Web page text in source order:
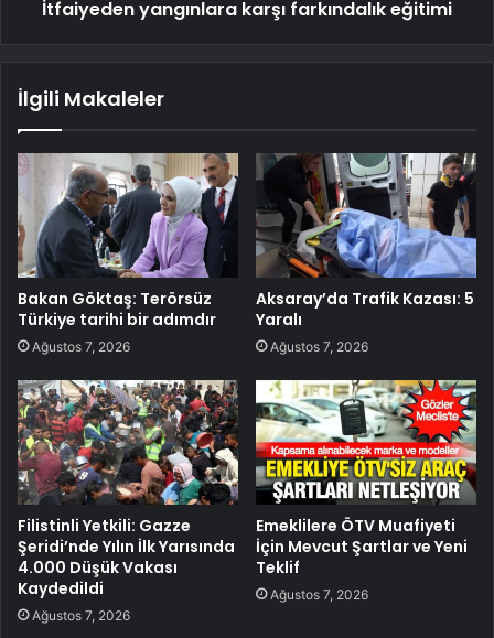
İtfaiyeden yangınlara karşı farkındalık eğitimi
İlgili Makaleler
Bakan Göktaş: Terörsüz
Türkiye tarihi bir adımdır
Ağustos 7, 2026
Aksaray’da Trafik Kazası: 5
Yaralı
Ağustos 7, 2026
Filistinli Yetkili: Gazze
Şeridi’nde Yılın İlk Yarısında
4.000 Düşük Vakası
Kaydedildi
Ağustos 7, 2026
Emeklilere ÖTV Muafiyeti
İçin Mevcut Şartlar ve Yeni
Teklif
Ağustos 7, 2026